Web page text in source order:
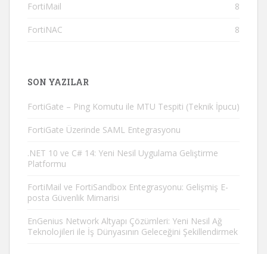
FortiMail 8
FortiNAC 8
SON YAZILAR
FortiGate – Ping Komutu ile MTU Tespiti (Teknik İpucu)
FortiGate Üzerinde SAML Entegrasyonu
.NET 10 ve C# 14: Yeni Nesil Uygulama Geliştirme
Platformu
FortiMail ve FortiSandbox Entegrasyonu: Gelişmiş E-
posta Güvenlik Mimarisi
EnGenius Network Altyapı Çözümleri: Yeni Nesil Ağ
Teknolojileri ile İş Dünyasının Geleceğini Şekillendirmek